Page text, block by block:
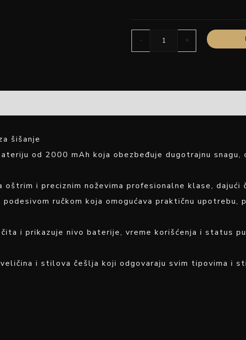
- +
šišanje
od 2000 mAh koja obezbeđuje dugotrajnu
oštrim i preciznim noževima profesionalne klase, dajući
ručkom koja omogućava praktičnu upotrebu,
i prikazuje nivo baterije, vreme korišćenja i status
i stilova češlja koji odgovaraju svim tipovima i